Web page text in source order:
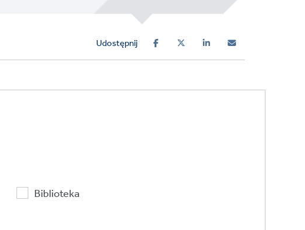
Udostępnij
Biblioteka